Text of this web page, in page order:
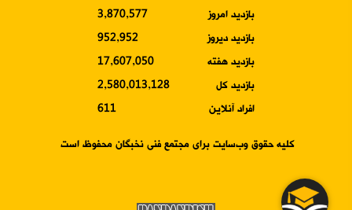
بازدید امروز
3,870,577
بازدید دیروز
952,952
بازدید هفته
17,607,050
بازدید کل
2,580,013,128
افراد آنلاین
611
کلیه حقوق وب‌سایت برای مجتمع فنی نخبگان محفوظ است